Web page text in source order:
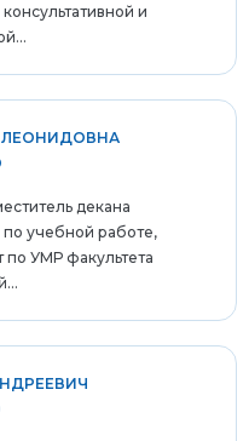
и
ЛЕОНИДОВНА
декана
по учебной работе,
по УМР факультета